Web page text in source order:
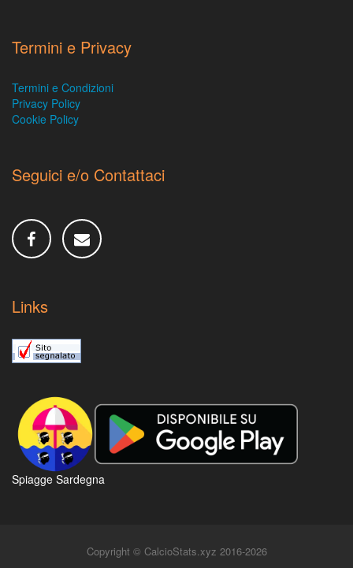
Termini e Privacy
Termini e Condizioni
Privacy Policy
Cookie Policy
Seguici e/o Contattaci
Links
Spiagge Sardegna
Copyright © CalcioStats.xyz 2016-2026